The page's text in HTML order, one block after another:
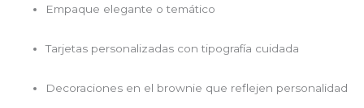
Empaque elegante o temático
Tarjetas personalizadas con tipografía cuidada
Decoraciones en el brownie que reflejen personalidad